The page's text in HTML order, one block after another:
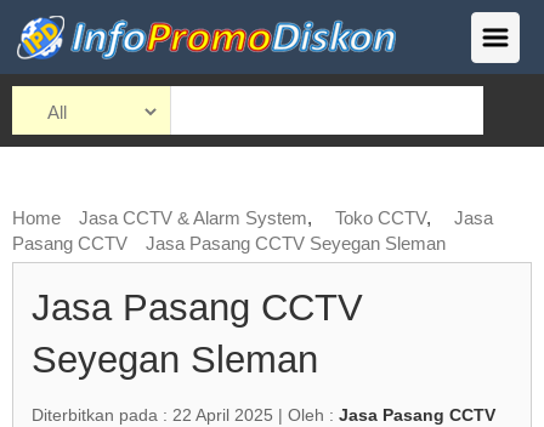
Home Jasa CCTV & Alarm System, Toko CCTV,
Jasa
Pasang CCTV
Jasa Pasang CCTV Seyegan Sleman
Jasa Pasang CCTV
Seyegan Sleman
Diterbitkan pada : 22 April 2025 | Oleh : Jasa Pasang CCTV